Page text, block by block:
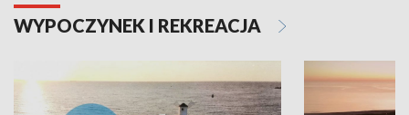
WYPOCZYNEK I REKREACJA